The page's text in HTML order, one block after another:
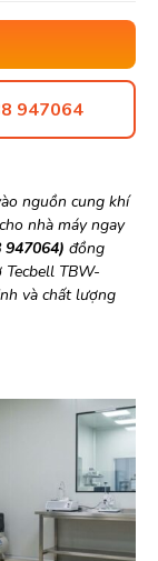
947064
nguồn cung khí
nhà máy ngay
đồng
TBW-
và chất lượng